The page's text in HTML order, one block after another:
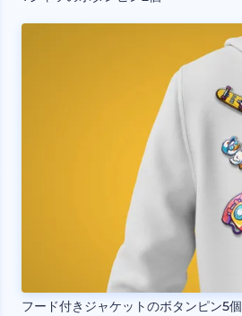
フード付きジャケットのボタンピン5個